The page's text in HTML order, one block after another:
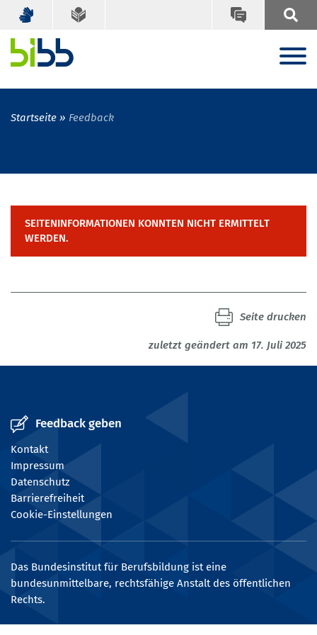
Startseite Feedback
SEITENINFORMATIONEN KONNTEN NICHT ERMITTELT
WERDEN.
zuletzt geändert am 17. Juli 2025
Seite drucken
Feedback geben
Kontakt
Impressum
Datenschutz
Barrierefreiheit
Cookie-Einstellungen
Das Bundesinstitut für Berufsbildung ist eine
bundesunmittelbare, rechtsfähige Anstalt des öffentlichen
Rechts.